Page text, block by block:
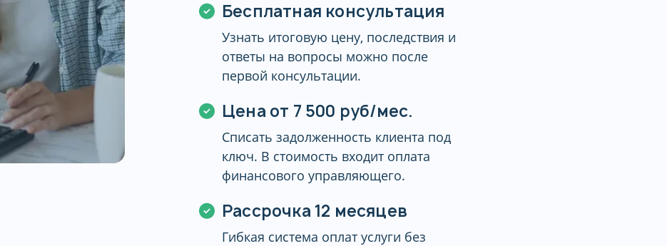
Бесплатная консультация
Узнать итоговую цену, последствия и
ответы на вопросы можно после
первой консультации.
Цена от 7 500 руб/мес.
Списать задолженность клиента под
ключ. В стоимость входит оплата
финансового управляющего.
Рассрочка 12 месяцев
Гибкая система оплат услуги без